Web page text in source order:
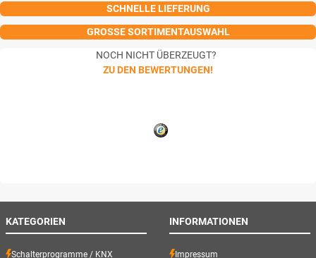
SCHNELLE LIEFERUNG
GROSSE SORTIMENTAUSWAHL
NOCH NICHT ÜBERZEUGT?
ZU DEN BEWERTUNGEN!
KATEGORIEN
Schalterprogramme / KNX
INFORMATIONEN
Impressum